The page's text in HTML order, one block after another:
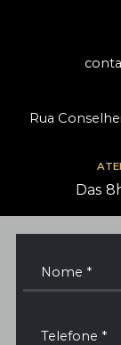
Rua
Das